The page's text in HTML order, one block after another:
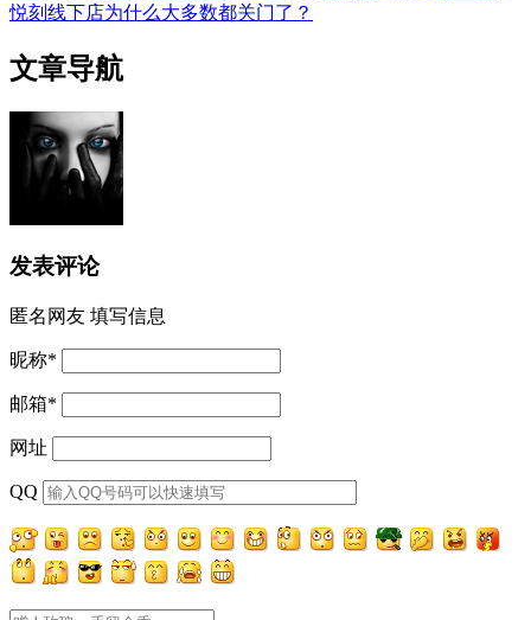
悦刻线下店为什么大多数都关门了？
文章导航
发表评论
匿名网友 填写信息
昵称*
邮箱*
网址
QQ